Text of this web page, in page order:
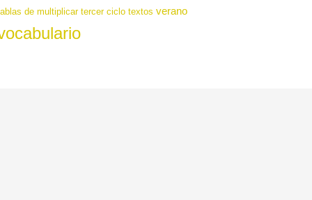
de multiplicar tercer ciclo textos verano